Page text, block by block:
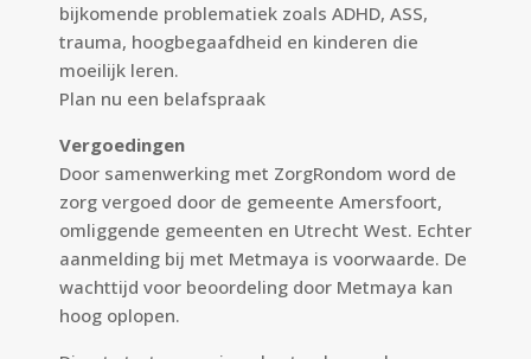
bijkomende problematiek zoals ADHD, ASS,
trauma, hoogbegaafdheid en kinderen die
moeilijk leren.
Plan nu een belafspraak
Vergoedingen
Door samenwerking met ZorgRondom word de
zorg vergoed door de gemeente Amersfoort,
omliggende gemeenten en Utrecht West. Echter
aanmelding bij met Metmaya is voorwaarde. De
wachttijd voor beoordeling door Metmaya kan
hoog oplopen.